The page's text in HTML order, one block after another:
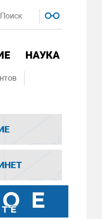
НАУКА